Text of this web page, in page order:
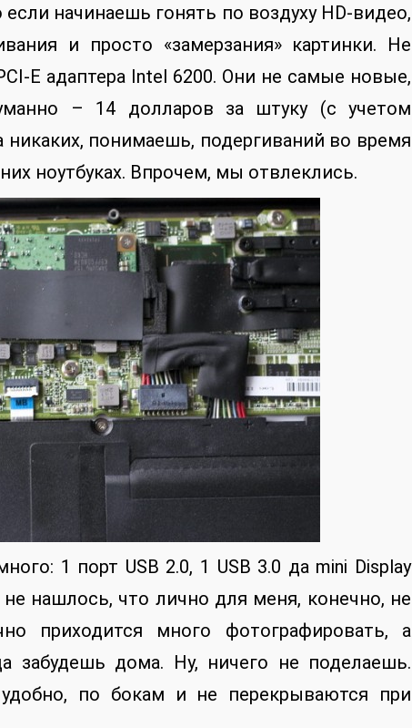
начинаешь гонять по воздуху HD-видео,
и просто «замерзания» картинки. Не
E адаптера Intel 6200. Они не самые новые,
– 14 долларов за штуку (с учетом
понимаешь, подергиваний во время
ноутбуках. Впрочем, мы отвлеклись.
1 порт USB 2.0, 1 USB 3.0 да mini Display
нашлось, что лично для меня, конечно, не
приходится много фотографировать, а
забудешь дома. Ну, ничего не поделаешь.
по бокам и не перекрываются при